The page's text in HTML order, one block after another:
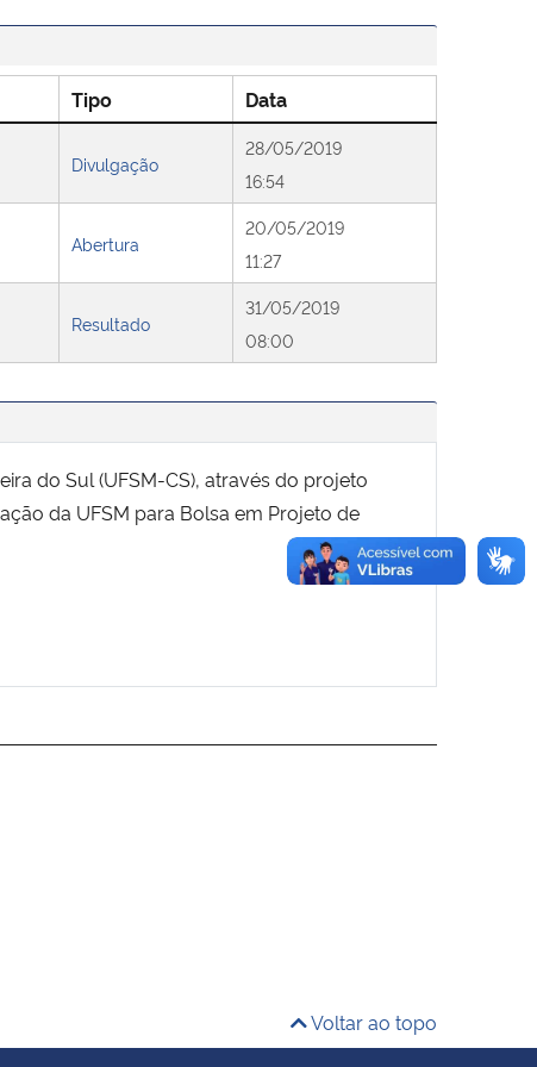
Tipo Data
Divulgação
28/05/2019
16:54
Abertura
20/05/2019
11:27
Resultado
31/05/2019
08:00
do Sul (UFSM-CS), através do projeto
da UFSM para Bolsa em Projeto de
Voltar ao topo